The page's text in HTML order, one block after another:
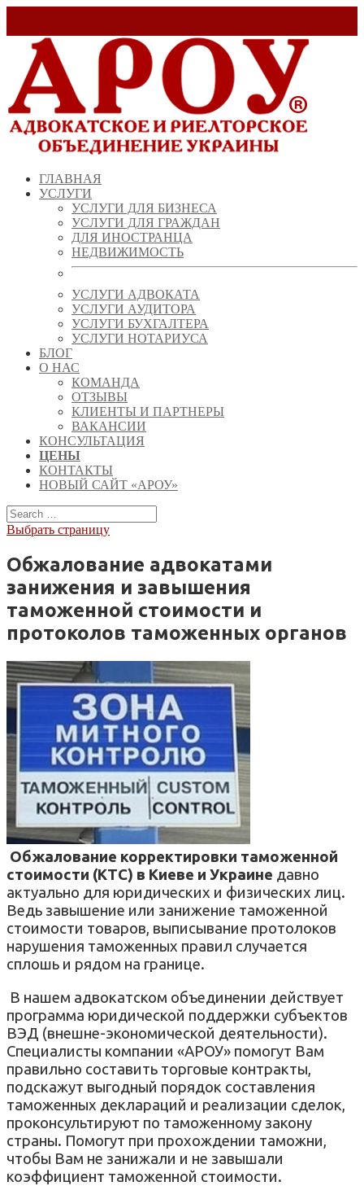
ГЛАВНАЯ
УСЛУГИ
УСЛУГИ ДЛЯ БИЗНЕСА
УСЛУГИ ДЛЯ ГРАЖДАН
ДЛЯ ИНОСТРАНЦА
НЕДВИЖИМОСТЬ
УСЛУГИ АДВОКАТА
УСЛУГИ АУДИТОРА
УСЛУГИ БУХГАЛТЕРА
УСЛУГИ НОТАРИУСА
БЛОГ
О НАС
КОМАНДА
ОТЗЫВЫ
КЛИЕНТЫ И ПАРТНЕРЫ
ВАКАНСИИ
КОНСУЛЬТАЦИЯ
ЦЕНЫ
КОНТАКТЫ
НОВЫЙ САЙТ «АРОУ»
Выбрать страницу
Обжалование адвокатами
занижения и завышения
таможенной стоимости и
протоколов таможенных органов
Обжалование корректировки таможенной
стоимости (КТС) в Киеве и Украине давно
актуально для юридических и физических лиц.
Ведь завышение или занижение таможенной
стоимости товаров, выписывание протолоков
нарушения таможенных правил случается
сплошь и рядом на границе.
В нашем адвокатском объединении действует
программа юридической поддержки субъектов
ВЭД (внешне-экономической деятельности).
Специалисты компании «АРОУ» помогут Вам
правильно составить торговые контракты,
подскажут выгодный порядок составления
таможенных деклараций и реализации сделок,
проконсультируют по таможенному закону
страны. Помогут при прохождении таможни,
чтобы Вам не занижали и не завышали
коэффициент таможенной стоимости.